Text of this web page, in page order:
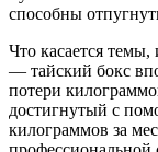
способны
Что касается
— тайский бокс
потери
достигнутый с
килограммов за